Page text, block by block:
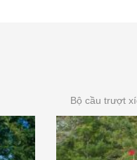
Bộ cầu trượt